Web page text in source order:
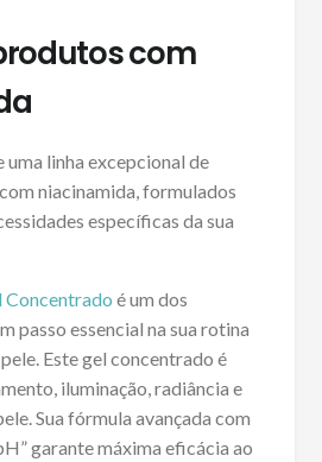
com
linha excepcional de
niacinamida, formulados
específicas da sua
Concentrado é um dos
passo essencial na sua rotina
Este gel concentrado é
iluminação, radiância e
Sua fórmula avançada com
garante máxima eficácia ao